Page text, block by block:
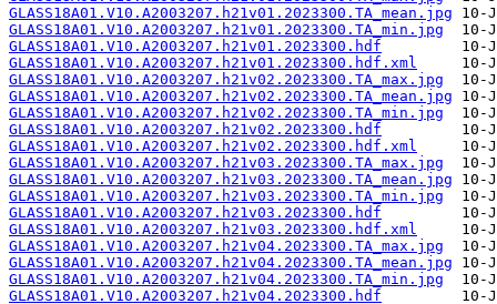
GLASS18A01.V10.A2003207.h21v01.2023300.TA_mean.jpg
GLASS18A01.V10.A2003207.h21v01.2023300.TA_min.jpg
GLASS18A01.V10.A2003207.h21v01.2023300.hdf
GLASS18A01.V10.A2003207.h21v01.2023300.hdf.xml
GLASS18A01.V10.A2003207.h21v02.2023300.TA_max.jpg
GLASS18A01.V10.A2003207.h21v02.2023300.TA_mean.jpg
GLASS18A01.V10.A2003207.h21v02.2023300.TA_min.jpg
GLASS18A01.V10.A2003207.h21v02.2023300.hdf
GLASS18A01.V10.A2003207.h21v02.2023300.hdf.xml
GLASS18A01.V10.A2003207.h21v03.2023300.TA_max.jpg
GLASS18A01.V10.A2003207.h21v03.2023300.TA_mean.jpg
GLASS18A01.V10.A2003207.h21v03.2023300.TA_min.jpg
GLASS18A01.V10.A2003207.h21v03.2023300.hdf
GLASS18A01.V10.A2003207.h21v03.2023300.hdf.xml
GLASS18A01.V10.A2003207.h21v04.2023300.TA_max.jpg
GLASS18A01.V10.A2003207.h21v04.2023300.TA_mean.jpg
GLASS18A01.V10.A2003207.h21v04.2023300.TA_min.jpg
GLASS18A01.V10.A2003207.h21v04.2023300.hdf